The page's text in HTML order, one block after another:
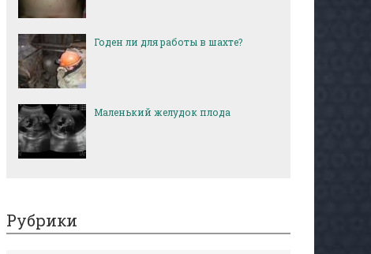
Годен ли для работы в шахте?
Маленький желудок плода
Рубрики